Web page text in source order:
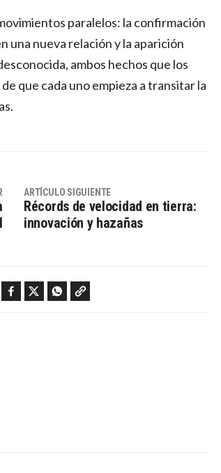
paralelos: la confirmación
una nueva relación y la aparición
ambos hechos que los
que cada uno empieza a transitar la
ARTÍCULO SIGUIENTE
Récords de velocidad en tierra:
innovación y hazañas
Facebook Twitter WhatsApp Copy link